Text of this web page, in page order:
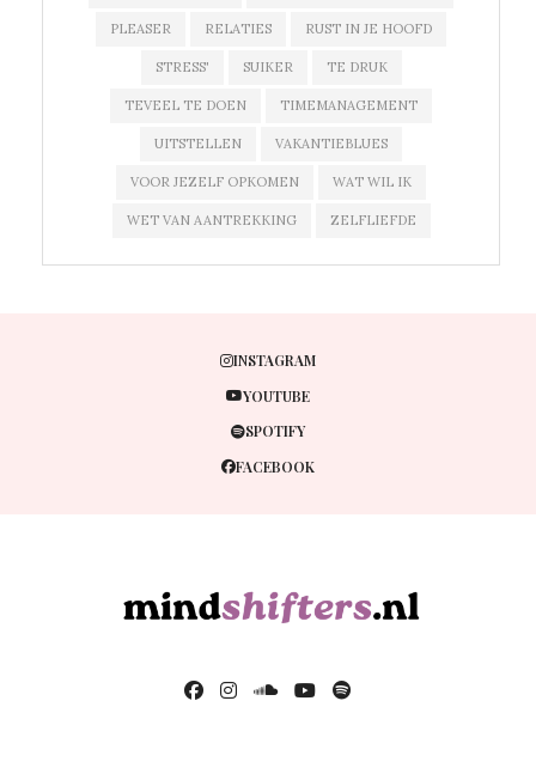
PLEASER RELATIES RUST IN JE HOOFD
STRESS' SUIKER TE DRUK
TEVEEL TE DOEN TIMEMANAGEMENT
UITSTELLEN VAKANTIEBLUES
VOOR JEZELF OPKOMEN WAT WIL IK
WET VAN AANTREKKING ZELFLIEFDE
INSTAGRAM
YOUTUBE
SPOTIFY
FACEBOOK